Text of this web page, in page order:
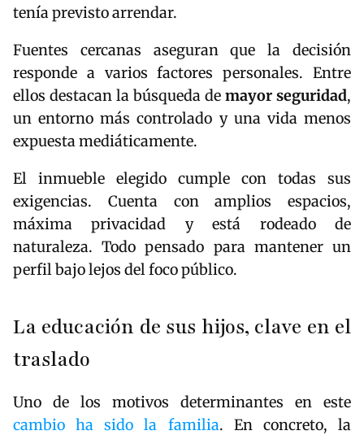
tenía previsto arrendar.
Fuentes cercanas aseguran que la decisión
responde a varios factores personales. Entre
ellos destacan la búsqueda de mayor seguridad,
un entorno más controlado y una vida menos
expuesta mediáticamente.
El inmueble elegido cumple con todas sus
exigencias. Cuenta con amplios espacios,
máxima privacidad y está rodeado de
naturaleza. Todo pensado para mantener un
perfil bajo lejos del foco público.
La educación de sus hijos, clave en el
traslado
Uno de los motivos determinantes en este
cambio ha sido la familia. En concreto, la